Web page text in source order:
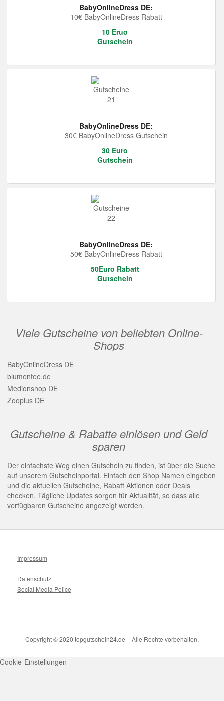
BabyOnlineDress DE:
10€ BabyOnlineDress Rabatt
10 Eruo
Gutschein
BabyOnlineDress DE:
30€ BabyOnlineDress Gutschein
30 Euro
Gutschein
BabyOnlineDress DE:
50€ BabyOnlineDress Rabatt
50Euro Rabatt
Gutschein
Viele Gutscheine von beliebten Online-
Shops
BabyOnlineDress DE
blumenfee.de
Medionshop DE
Zooplus DE
Gutscheine & Rabatte einlösen und Geld
sparen
Der einfachste Weg einen Gutschein zu finden, ist über die Suche
auf unserem Gutscheinportal. Einfach den Shop Namen eingeben
und die aktuellen Gutscheine, Rabatt Aktionen oder Deals
checken. Tägliche Updates sorgen für Aktualität, so dass alle
verfügbaren Gutscheine angezeigt werden.
Impressum
Datenschutz
Social Media Police
Copyright © 2020 topgutschein24.de – Alle Rechte vorbehalten.
Cookie-Einstellungen